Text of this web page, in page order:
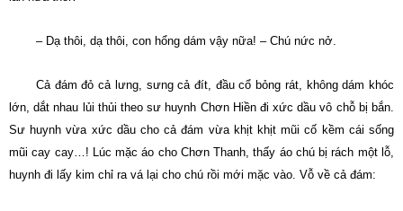
– Dạ thôi, dạ thôi, con hổng dám vậy nữa! – Chú nức nở.
Cả đám đỏ cả lưng, sưng cả đít, đầu cổ bỏng rát, không dám khóc
lớn, dắt nhau lủi thủi theo sư huynh Chơn Hiền đi xức dầu vô chỗ bị bắn.
Sư huynh vừa xức dầu cho cả đám vừa khịt khịt mũi cố kềm cái sống
mũi cay cay…! Lúc mặc áo cho Chơn Thanh, thấy áo chú bị rách một lỗ,
huynh đi lấy kim chỉ ra vá lại cho chú rồi mới mặc vào. Vỗ về cả đám: